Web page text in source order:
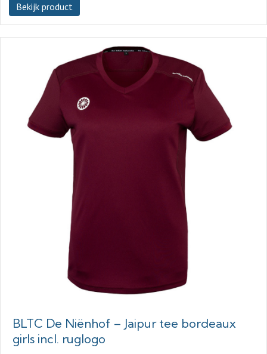
Bekijk product
BLTC De Niënhof – Jaipur tee bordeaux
girls incl. ruglogo